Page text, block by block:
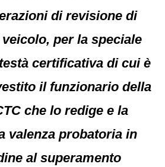
di revisione di
veicolo, per la speciale
certificativa di cui è
il funzionario della
che lo redige e la
valenza probatoria in
al superamento